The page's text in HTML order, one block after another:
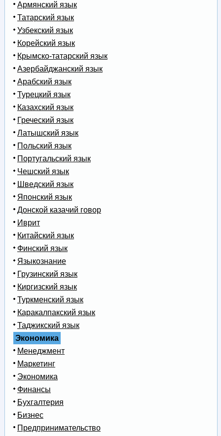
Армянский язык
Татарский язык
Узбекский язык
Корейский язык
Крымско-татарский язык
Азербайджанский язык
Арабский язык
Турецкий язык
Казахский язык
Греческий язык
Латышский язык
Польский язык
Португальский язык
Чешский язык
Шведский язык
Японский язык
Донской казачий говор
Иврит
Китайский язык
Финский язык
Языкознание
Грузинский язык
Киргизский язык
Туркменский язык
Каракалпакский язык
Таджикский язык
Экономика
Менеджмент
Маркетинг
Экономика
Финансы
Бухгалтерия
Бизнес
Предпринимательство